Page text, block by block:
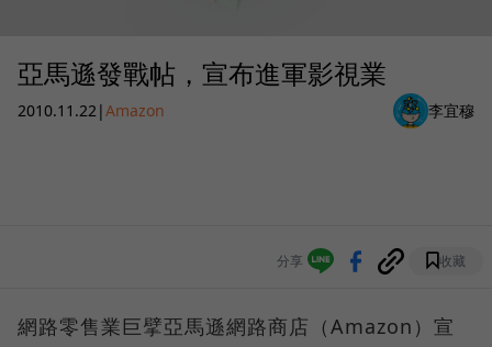
亞馬遜發戰帖，宣布進軍影視業
2010.11.22|Amazon 李宜穆
分享 收藏
網路零售業巨擘亞馬遜網路商店（Amazon）宣